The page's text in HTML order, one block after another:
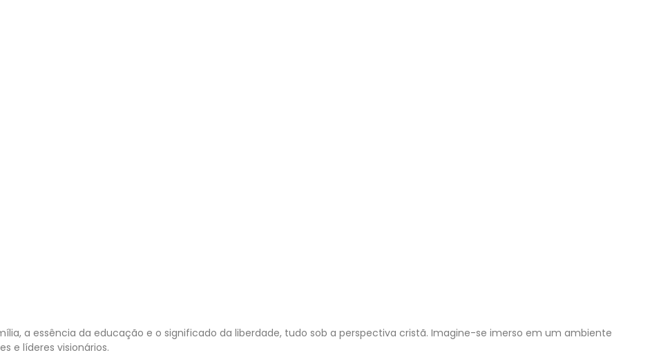
a essência da educação e o significado da liberdade, tudo sob a perspectiva cristã. Imagine-se imerso em um ambiente
e líderes visionários.